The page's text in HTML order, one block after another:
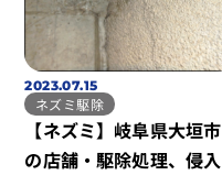
2023.07.15
ネズミ駆除
【ネズミ】岐阜県大垣市
の店舗・駆除処理、侵入